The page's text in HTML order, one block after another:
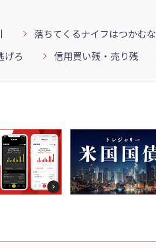
落ちてくるナイフはつかむな
げろ 信用買い残・売り残